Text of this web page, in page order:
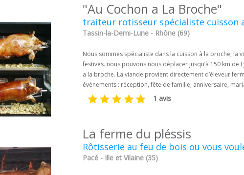
"Au Cochon a La Broche"
traiteur rotisseur spécialiste cuisson
Tassin-la-Demi-Lune - Rhône (69)
Nous sommes spécialiste dans la cuisson à la broche, la
festives. nous pouvons nous déplacer jusqu’à 150 km
a la broche. La viande provient directement d’éleveur
événements : réception, fête de famille, anniversaire,
1 avis
La ferme du pléssis
Rôtisserie au feu de bois ou vous
Pacé - Ille et Vilaine (35)